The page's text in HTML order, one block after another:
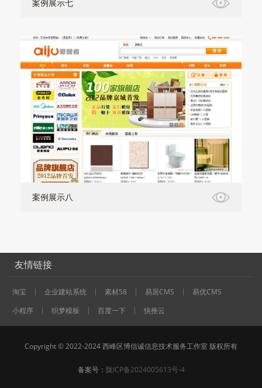
案例展示七
案例展示八
友情链接
淘宝 企业建站系统 素材58 易居CMS
易优CMS
小程序
织梦模板 百度一下 快推云
Copyright © 2022-2024 西峰区博信诚信息技术服务工作室 版权所有
备案号： 陇ICP备2024005613号-4